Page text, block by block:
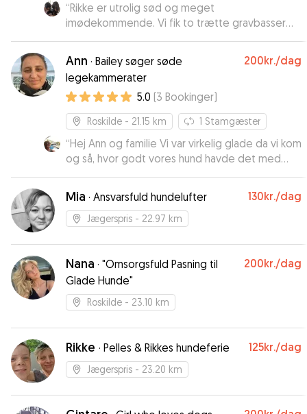
“Rikke er utrolig sød og meget
imødekommende. Vi fik to trætte gravbasser
hjem efter at have været hos Rikke et døgn.
Selvom vores stædig hanhund havde lidt
problemer med at falde til og acceptere Rikkes
grænser. Var der ingen tvivl om at begge hunde
havde haft et godt ophold hos Rikke. Så kan kun
anbefale Rikke og vi vil helt sikkert gøre brug af
hende igen. Hvis hun vil passe de stædige
Gravbasser. ”
Ann · Bailey søger søde
legekammerater
200kr./dag
5.0 (3 Bookinger)
Roskilde - 21.15 km 1 Stamgæster
“Hej Ann og familie Vi var virkelig glade da vi kom
og så, hvor godt vores hund havde det med
Jeres familie. Vi kunne mærke, at hun var tryg og
hyggede sig, tusinde tak for Jeres måde at
være på. Vi vender med glæde tilbage til Jer.
God Jul og godt Nytår. Bh. Yvonne og Svend Erik
Mia · Ansvarsfuld hundelufter 130kr./dag
Jægerspris - 22.97 km
Nana · "Omsorgsfuld Pasning til
Glade Hunde"
200kr./dag
Roskilde - 23.10 km
Rikke · Pelles & Rikkes hundeferie 125kr./dag
Jægerspris - 23.20 km